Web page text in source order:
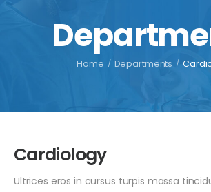
Home / Departments /
Cardiology
Ultrices eros in cursus turpis massa